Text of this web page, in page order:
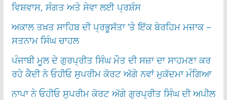
ਵਿਸ਼ਵਾਸ, ਸੰਗਤ ਅਤੇ ਸੇਵਾ ਲਈ ਪ੍ਰਸ਼ੰਸ
ਅਕਾਲ ਤਖ਼ਤ ਸਾਹਿਬ ਦੀ ਪ੍ਰਭੂਸੱਤਾ ‘ਤੇ ਇੱਕ ਬੇਰਹਿਮ ਮਜ਼ਾਕ –
ਸਤਨਾਮ ਸਿੰਘ ਚਾਹਲ
ਪੰਜਾਬੀ ਮੂਲ ਦੇ ਗੁਰਪ੍ਰੀਤ ਸਿੰਘ ਮੌਤ ਦੀ ਸਜ਼ਾ ਦਾ ਸਾਹਮਣਾ ਕਰ
ਰਹੇ ਕੈਦੀ ਨੇ ਓਹੀਓ ਸੁਪਰੀਮ ਕੋਰਟ ਅੱਗੇ ਨਵਾਂ ਮੁਕੱਦਮਾ ਮੰਗਿਆ
ਨਾਪਾ ਨੇ ਓਹੀਓ ਸੁਪਰੀਮ ਕੋਰਟ ਅੱਗੇ ਗੁਰਪ੍ਰੀਤ ਸਿੰਘ ਦੀ ਅਪੀਲ